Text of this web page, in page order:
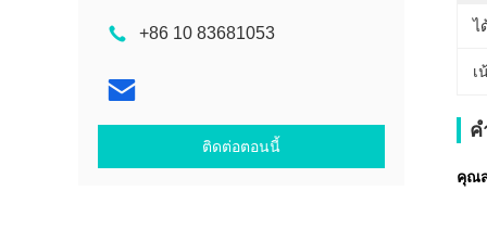
+86 10 83681053
ติดต่อตอนนี้
ไ
เ
คํ
คุณ